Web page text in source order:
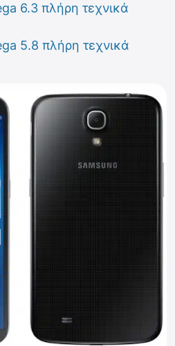
6.3 πλήρη τεχνικά
5.8 πλήρη τεχνικά